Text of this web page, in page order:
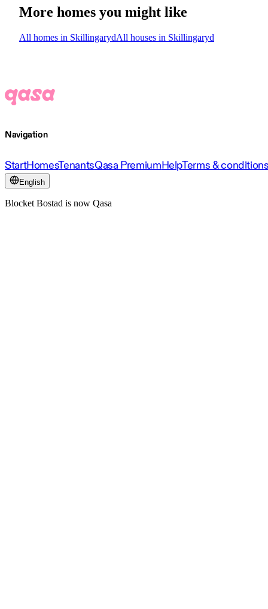
More homes you might like
All homes in SkillingarydAll houses in Skillingaryd
Navigation
StartHomesTenantsQasa PremiumHelpTerms &
English
Blocket Bostad is now Qasa